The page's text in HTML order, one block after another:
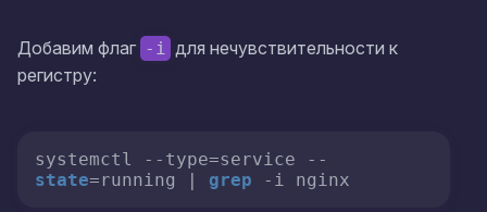
Добавим флаг -i для нечувствительности к
регистру:
systemctl --type=service --
state=running | grep -i nginx